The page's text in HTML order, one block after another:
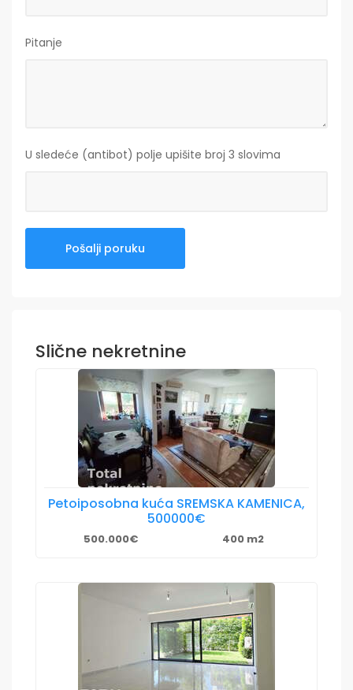
Pitanje
U sledeće (antibot) polje upišite broj 3 slovima
Slične nekretnine
Petoiposobna kuća SREMSKA KAMENICA,
500000€
500.000€ 400 m2